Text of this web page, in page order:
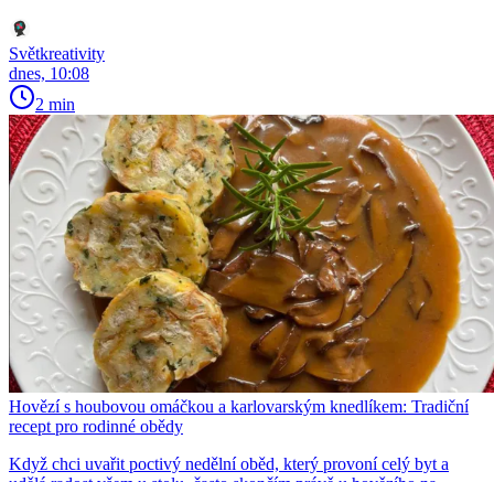
Světkreativity
dnes, 10:08
2 min
Hovězí s houbovou omáčkou a karlovarským knedlíkem: Tradiční
recept pro rodinné obědy
Když chci uvařit poctivý nedělní oběd, který provoní celý byt a